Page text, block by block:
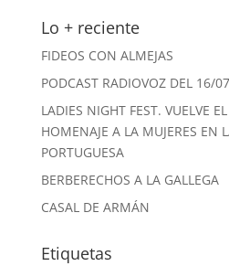
Lo + reciente
FIDEOS CON ALMEJAS
PODCAST RADIOVOZ DEL 16/
LADIES NIGHT FEST. VUELVE
HOMENAJE A LA MUJERES EN
PORTUGUESA
BERBERECHOS A LA GALLEGA
CASAL DE ARMÁN
Etiquetas